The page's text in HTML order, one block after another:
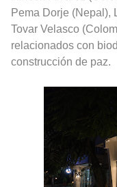
Pema Dorje (Nepal),
Tovar Velasco
relacionados con
construcción de paz.